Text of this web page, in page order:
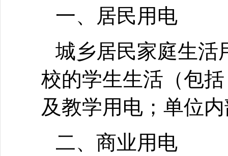
一、居民用电
城乡居民家庭生活
校的学生生活（包
及教学用电；单位
二、商业用电